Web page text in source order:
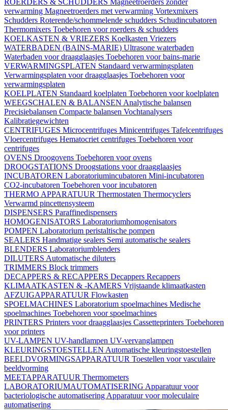
ROERDERS & SCHUDDERS Magneetroerders zonder
verwarming Magneetroerders met verwarming Vortexmixers
Schudders Roterende/schommelende schudders Schudincubatoren
Thermomixers Toebehoren voor roerders & schudders
KOELKASTEN & VRIEZERS Koelkasten Vriezers
WATERBADEN (BAINS-MARIE) Ultrasone waterbaden
Waterbaden voor draagglaasjes Toebehoren voor bains-marie
VERWARMINGSPLATEN Standaard verwarmingsplaten
Verwarmingsplaten voor draagglaasjes Toebehoren voor
verwarmingsplaten
KOELPLATEN Standaard koelplaten Toebehoren voor koelplaten
WEEGSCHALEN & BALANSEN Analytische balansen
Precisiebalansen Compacte balansen Vochtanalysers
Kalibratiegewichten
CENTRIFUGES Microcentrifuges Minicentrifuges Tafelcentrifuges
Vloercentrifuges Hematocriet centrifuges Toebehoren voor
centrifuges
OVENS Droogovens Toebehoren voor ovens
DROOGSTATIONS Droogstations voor draagglaasjes
INCUBATOREN Laboratoriumincubatoren Mini-incubatoren
CO2-incubatoren Toebehoren voor incubatoren
THERMO APPARATUUR Thermostaten Thermocyclers
Verwarmd pincettensysteem
DISPENSERS Paraffinedispensers
HOMOGENISATORS Laboratoriumhomogenisators
POMPEN Laboratorium peristaltische pompen
SEALERS Handmatige sealers Semi automatische sealers
BLENDERS Laboratoriumblenders
DILUTERS Automatische diluters
TRIMMERS Block trimmers
DECAPPERS & RECAPPERS Decappers Recappers
KLIMAATKASTEN & -KAMERS Vrijstaande klimaatkasten
AFZUIGAPPARATUUR Flowkasten
SPOELMACHINES Laboratorium spoelmachines Medische
spoelmachines Toebehoren voor spoelmachines
PRINTERS Printers voor draagglaasjes Cassetteprinters Toebehoren
voor printers
UV-LAMPEN UV-handlampen UV-vervanglampen
KLEURINGSTOESTELLEN Automatische kleuringstoestellen
BEELDVORMINGSAPPARATUUR Toestellen voor vasculaire
beeldvorming
MEETAPPARATUUR Thermometers
LABORATORIUMAUTOMATISERING Apparatuur voor
bacteriologische automatisering Apparatuur voor moleculaire
automatisering